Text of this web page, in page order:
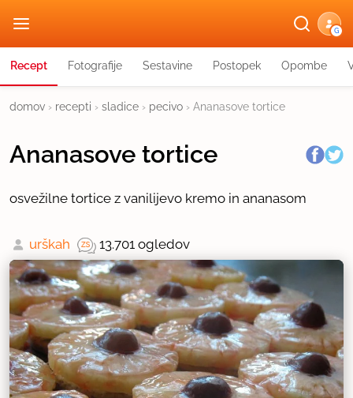
G
Recept Fotografije Sestavine Postopek Opombe
domov › recepti › sladice › pecivo › Ananasove tortice
Ananasove tortice
osvežilne tortice z vanilijevo kremo in ananasom
urškah 13.701 ogledov